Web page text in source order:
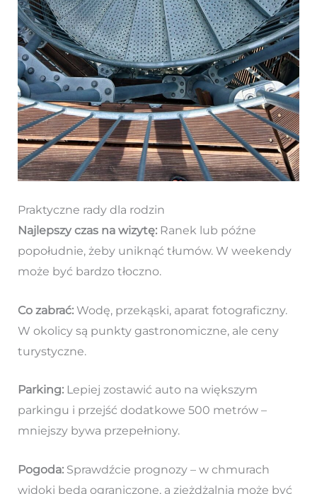
Praktyczne rady dla rodzin
Najlepszy czas na wizytę:Ranek lub późne
popołudnie, żeby uniknąć tłumów. W weekendy
może być bardzo tłoczno.
Co zabrać:Wodę, przekąski, aparat fotograficzny.
W okolicy są punkty gastronomiczne, ale ceny
turystyczne.
Parking:Lepiej zostawić auto na większym
parkingu i przejść dodatkowe 500 metrów –
mniejszy bywa przepełniony.
Pogoda:Sprawdźcie prognozy – w chmurach
widoki będą ograniczone, a zjeżdżalnia może być